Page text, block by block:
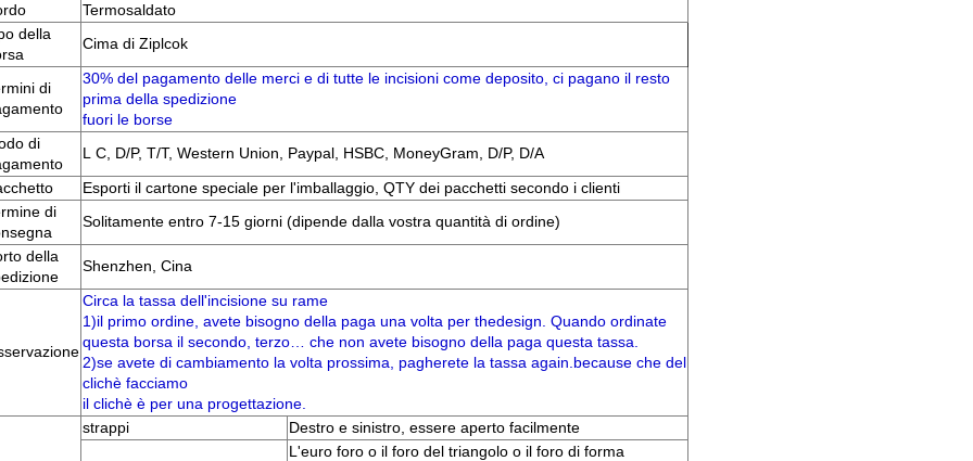
Termosaldato
della
Cima di Ziplcok
di
30% del pagamento delle merci e di tutte le incisioni come deposito, ci pagano il resto
prima della spedizione
fuori le borse
di
L C, D/P, T/T, Western Union, Paypal, HSBC, MoneyGram, D/P, D/A
Esporti il cartone speciale per l'imballaggio, QTY dei pacchetti secondo i clienti
di
Solitamente entro 7-15 giorni (dipende dalla vostra quantità di ordine)
della
Shenzhen, Cina
Circa la tassa dell'incisione su rame
1)il primo ordine, avete bisogno della paga una volta per thedesign. Quando ordinate
questa borsa il secondo, terzo… che non avete bisogno della paga questa tassa.
2)se avete di cambiamento la volta prossima, pagherete la tassa again.because che del
clichè facciamo
il clichè è per una progettazione.
strappi Destro e sinistro, essere aperto facilmente
L'euro foro o il foro del triangolo o il foro di forma